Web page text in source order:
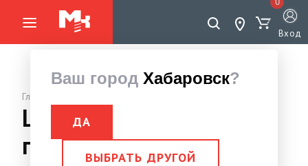
Ваш город Хабаровск?
ДА
ВЫБРАТЬ ДРУГОЙ
Вход
Главная страница
Штабелеры ручные
гидравлические